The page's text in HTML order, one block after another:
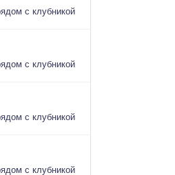
с клубникой
с клубникой
с клубникой
с клубникой